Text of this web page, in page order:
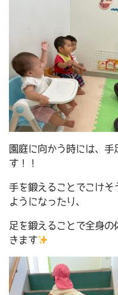
園庭に向かう時には、
す！！
手を鍛えることでこけそ
ようになったり、
足を鍛えることで全身
きます